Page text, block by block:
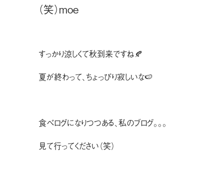
（笑）moe
すっかり涼しくて秋到来ですね🍂
夏が終わって、ちょっぴり寂しいな🍉
食べログになりつつある、私のブログ。。。
見て行ってください（笑）